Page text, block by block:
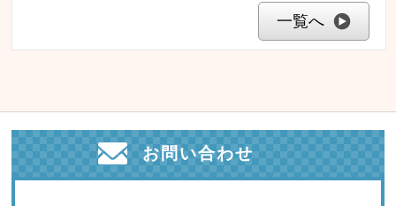
一覧へ
お問い合わせ